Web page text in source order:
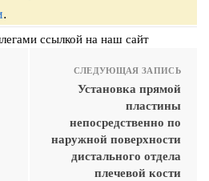
.
ссылкой на наш сайт
СЛЕДУЮЩАЯ ЗАПИСЬ
Установка прямой
пластины
непосредственно по
наружной поверхности
дистального отдела
плечевой кости